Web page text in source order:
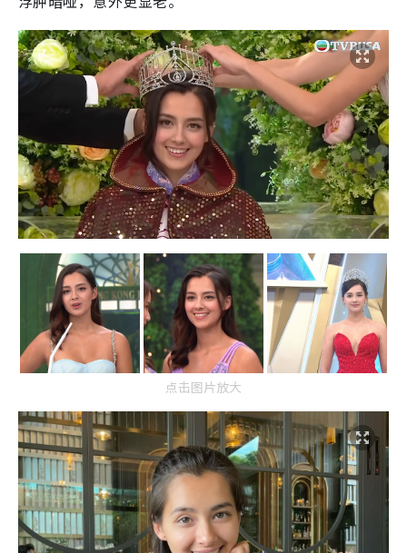
点击图片放大